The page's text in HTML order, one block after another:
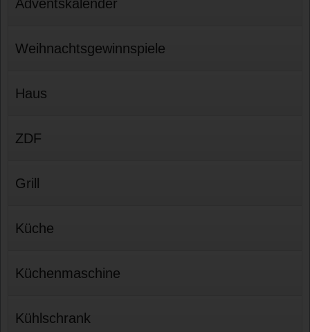
Adventskalender
Weihnachtsgewinnspiele
Haus
ZDF
Grill
Küche
Küchenmaschine
Kühlschrank